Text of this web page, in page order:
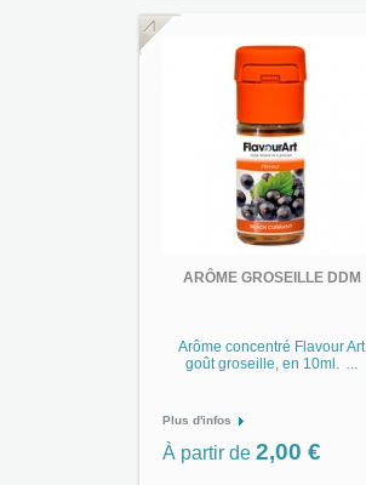
ARÔME GROSEILLE DDM
Arôme concentré Flavour Art
goût groseille, en 10ml. ...
Plus d'infos
À partir de 2,00 €